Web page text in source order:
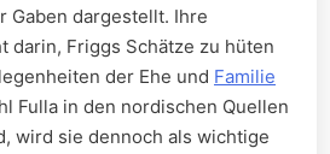
Gaben dargestellt. Ihre
darin, Friggs Schätze zu hüten
der Ehe und Familie
Fulla in den nordischen Quellen
wird sie dennoch als wichtige